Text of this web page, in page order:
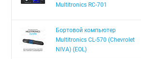
Multitronics RC-701
Бортовой компьютер
Multitronics CL-570 (Chevrolet
NIVA) (EOL)